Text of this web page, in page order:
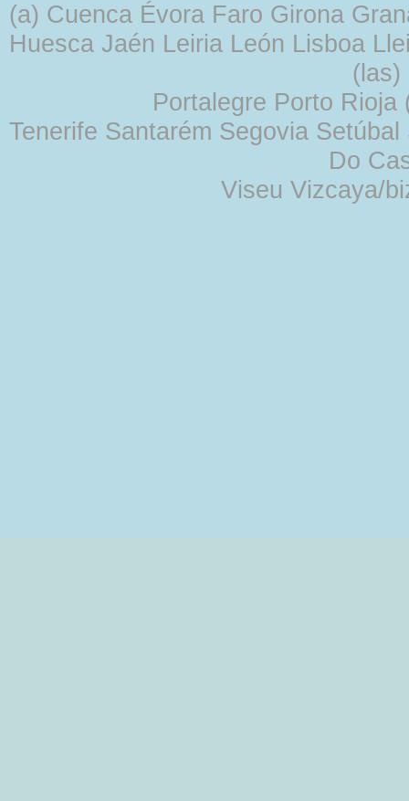
(a) Cuenca Évora Faro Girona
Huesca Jaén Leiria León Lisboa
Portalegre Porto
Tenerife Santarém Segovia
Do
Viseu Vizcaya/